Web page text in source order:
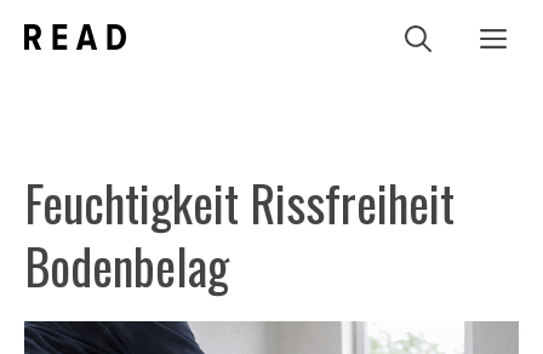
Inhalt
Feuchtigkeit Rissfreiheit
Bodenbelag